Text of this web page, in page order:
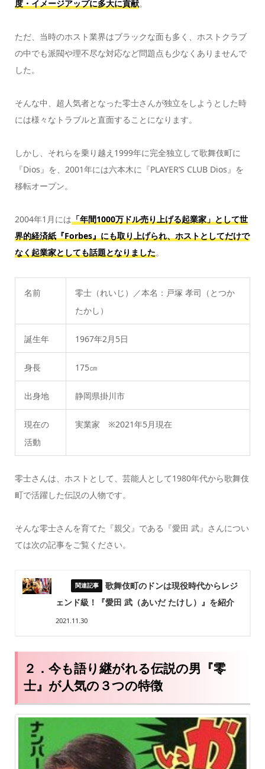
度・イメージアップに多大に貢献。
ただ、当時のホスト業界はブラックな面も多く、ホストクラブ
の中でも派閥や理不尽な対応など問題点も少なくありませんで
した。
そんな中、超人気者となった零士さんが独立をしようとした時
には様々なトラブルと直面することになります。
しかし、それらを乗り越え1999年に完全独立して歌舞伎町に
『Dios』を、2001年には六本木に『PLAYER’S CLUB Dios』を
移転オープン。
2004年1月には「年間1000万ドル売り上げる起業家」として世
界的経済紙『Forbes』にも取り上げられ、ホストとしてだけで
なく起業家としても話題となりました。
名前
零士（れいじ）／本名：戸塚 孝司（とつか
たかし）
誕生年 1967年2月5日
身長 175㎝
出身地 静岡県掛川市
現在の
活動
実業家 ※2021年5月現在
零士さんは、ホストとして、芸能人として1980年代から歌舞伎
町で活躍した伝説の人物です。
そんな零士さんを育てた『親父』である『愛田 武』さんについ
ては次の記事をご覧ください。
歌舞伎町のドンは現役時代からレジ
ェンド級！『愛田 武（あいだ たけし）』を紹介
2021.11.30
２．今も語り継がれる伝説の男『零
士』が人気の３つの特徴